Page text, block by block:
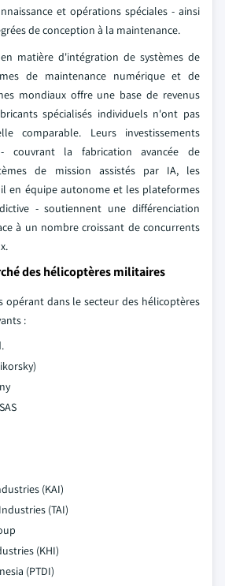
et opérations spéciales - ainsi
de conception à la maintenance.
matière d'intégration de systèmes de
de maintenance numérique et de
mondiaux offre une base de revenus
spécialisés individuels n'ont pas
comparable. Leurs investissements
couvrant la fabrication avancée de
de mission assistés par IA, les
en équipe autonome et les plateformes
- soutiennent une différenciation
à un nombre croissant de concurrents
des hélicoptères militaires
opérant dans le secteur des hélicoptères
:
(KAI)
(TAI)
(KHI)
(PTDI)